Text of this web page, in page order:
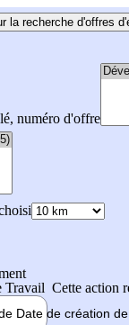
la recherche d'offres
numéro d'offre
Travail Cette action
Date de création